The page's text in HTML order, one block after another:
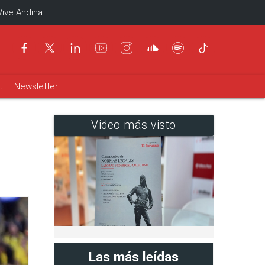
Andina
Newsletter
Video más visto
Las más leídas